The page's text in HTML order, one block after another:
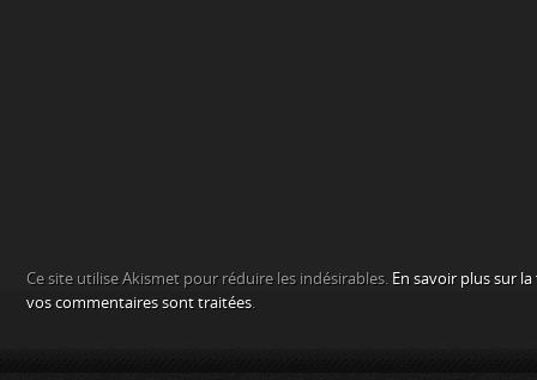
Ce site utilise Akismet pour réduire les indésirables. En savoir plus sur
vos commentaires sont traitées.